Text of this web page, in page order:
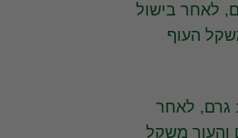
בישול (כולל עצם ועור) 98 גרם, לאחר בישול
משקל העוף
שקל לפני בישול (כולל עצם ועור), 120 גרם, לאחר
העצם והעור משקל